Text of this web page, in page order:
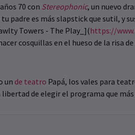
70 con Stereophonic, un nuevo
padre es más slapstick que sutil, y
Towers - The Play_](https://
cosquillas en el hueso de la risa
un de teatro Papá, los vales para
de elegir el programa que